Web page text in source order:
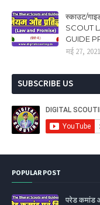
स्काउट/
SCOUT
GUIDE
मई 27, 2021
SUBSCRIBE US
POPULAR POST
परेड कमांड